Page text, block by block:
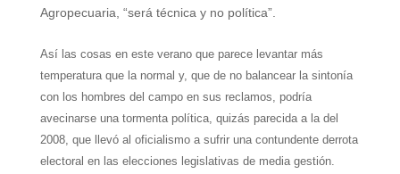
Agropecuaria, “será técnica y no política”.
Así las cosas en este verano que parece levantar más
temperatura que la normal y, que de no balancear la sintonía
con los hombres del campo en sus reclamos, podría
avecinarse una tormenta política, quizás parecida a la del
2008, que llevó al oficialismo a sufrir una contundente derrota
electoral en las elecciones legislativas de media gestión.